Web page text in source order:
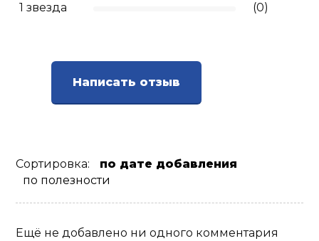
1 звезда
(0)
Написать отзыв
Сортировка:
по дате добавления
по полезности
Ещё не добавлено ни одного комментария